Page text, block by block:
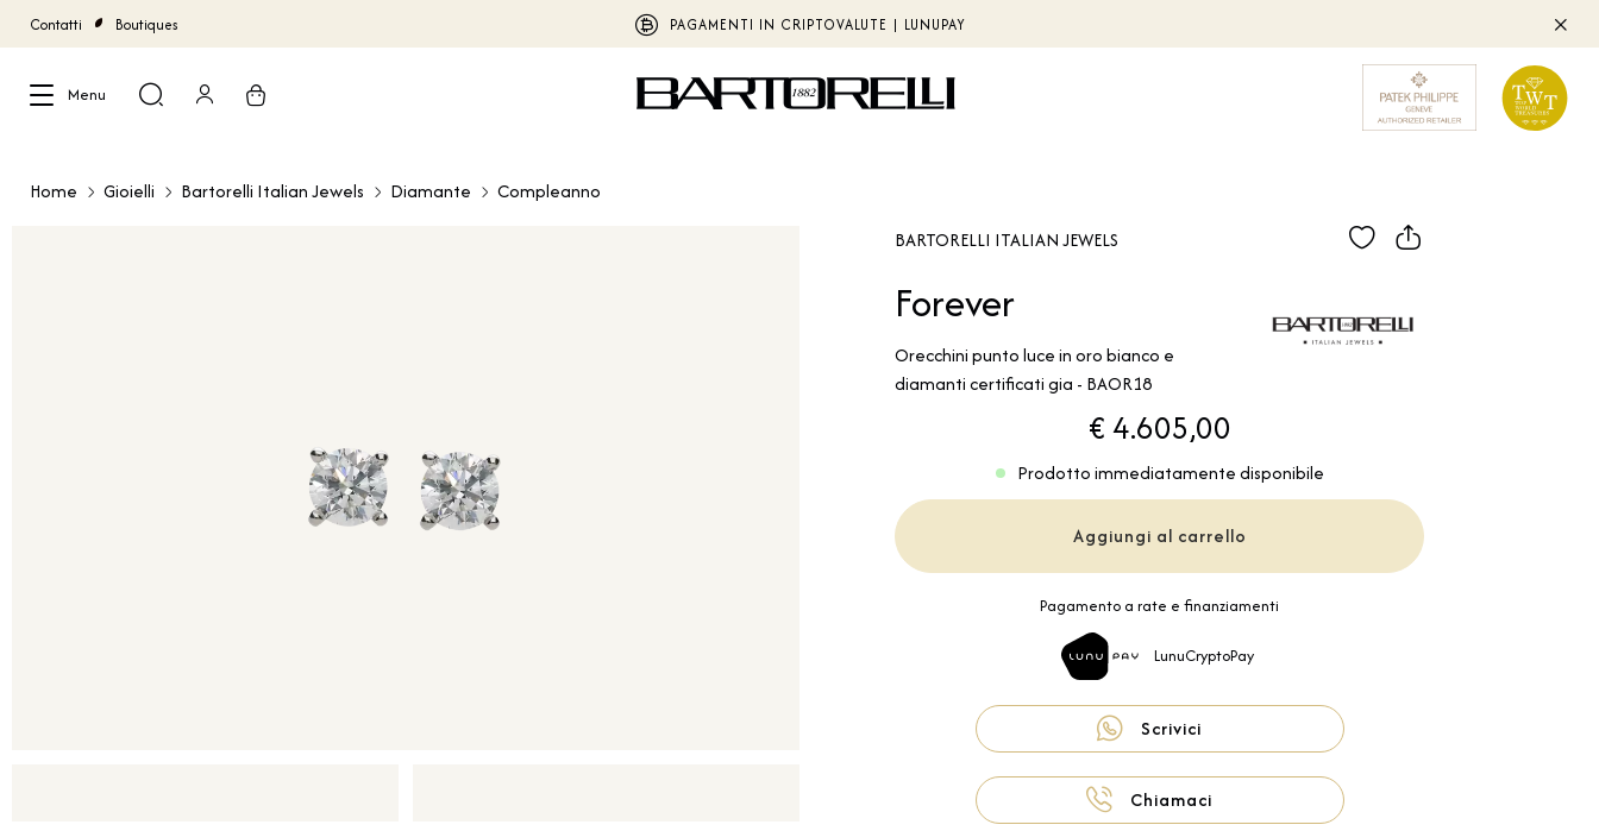
Contatti Boutiques PAGAMENTI IN CRIPTOVALUTE | LUNUPAY
Menu
Home Gioielli Bartorelli Italian Jewels Diamante Compleanno
BARTORELLI ITALIAN JEWELS
Forever
Orecchini punto luce in oro bianco e
diamanti certificati gia - BAOR18
€ 4.605,00
Prodotto immediatamente disponibile
Aggiungi al carrello
Pagamento a rate e finanziamenti
LunuCryptoPay
Scrivici
Chiamaci